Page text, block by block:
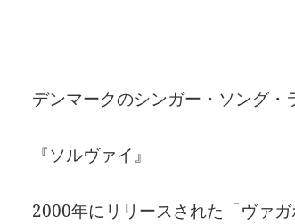
デンマークのシンガー・ソング・
『ソルヴァイ』
2000年にリリースされた「ヴァ